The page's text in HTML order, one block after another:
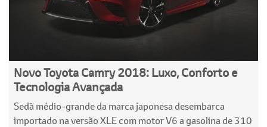
Novo Toyota Camry 2018: Luxo, Conforto e
Tecnologia Avançada
Sedã médio-grande da marca japonesa desembarca
importado na versão XLE com motor V6 a gasolina de 310